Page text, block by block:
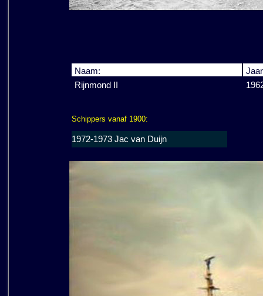
Naam:
Rijnmond II
Schippers vanaf 1900:
1972-1973 Jac van Duijn